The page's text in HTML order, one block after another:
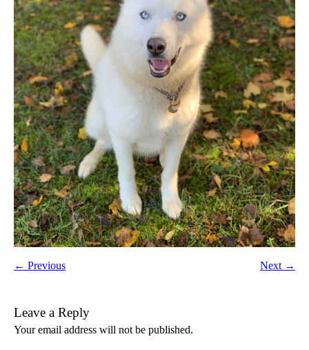
← Previous Next →
Leave a Reply
Your email address will not be published.